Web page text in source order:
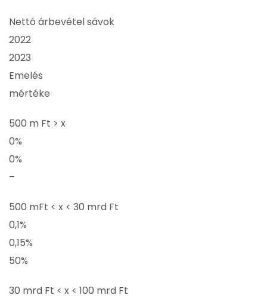
Nettó árbevétel sávok
2022
2023
Emelés
mértéke
500 m Ft > x
0%
0%
–
500 mFt < x < 30 mrd Ft
0,1%
0,15%
50%
30 mrd Ft < x < 100 mrd Ft